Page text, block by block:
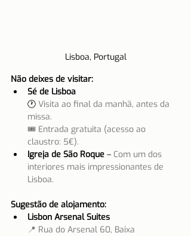
Lisboa, Portugal
Não deixes de visitar:
Sé de Lisboa
🕐 Visita ao final da manhã, antes da
missa.
🎟 Entrada gratuita (acesso ao
claustro: 5€).
Igreja de São Roque – Com um dos
interiores mais impressionantes de
Lisboa.
Sugestão de alojamento:
Lisbon Arsenal Suites
📍 Rua do Arsenal 60, Baixa